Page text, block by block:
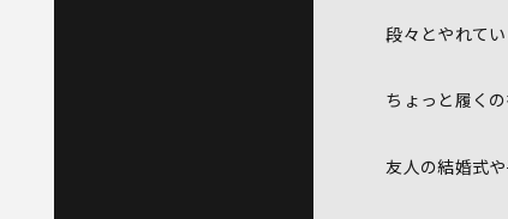
段々とやれて
ちょっと履く
友人の結婚式